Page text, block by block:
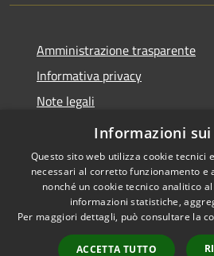
Amministrazione trasparente
Informativa privacy
Note legali
Dichiarazione di accessibilità
Accessibilità
Informazioni
Questo sito web utilizza cookie tecnici
necessari al corretto funzionamento e
nonché un cookie tecnico analitico
informazioni statistiche,
Per maggiori dettagli, può consultare la
ACCETTA TUTTO